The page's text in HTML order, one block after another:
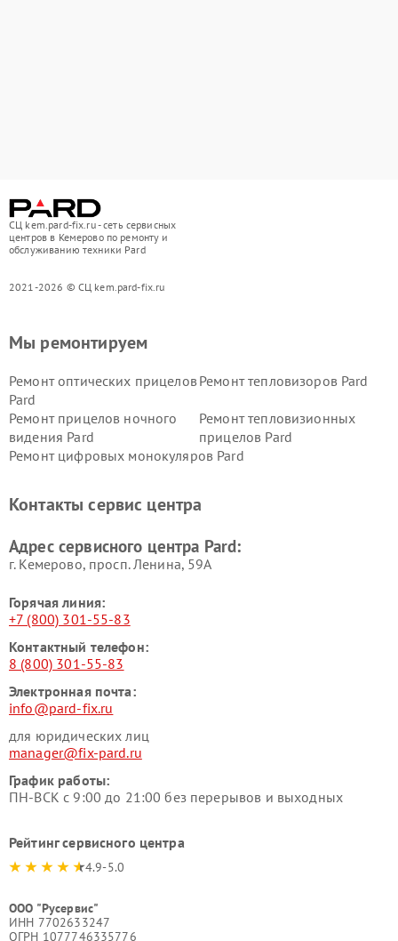
СЦ kem.pard-fix.ru - сеть сервисных
центров в Кемерово по ремонту и
обслуживанию техники Pard
2021-2026 © СЦ kem.pard-fix.ru
Мы ремонтируем
Ремонт оптических прицелов
Pard
Ремонт тепловизоров Pard
Ремонт прицелов ночного
видения Pard
Ремонт тепловизионных
прицелов Pard
Ремонт цифровых монокуляров Pard
Контакты сервис центра
Адрес сервисного центра Pard:
г. Кемерово, просп. Ленина, 59А
Горячая линия:
+7 (800) 301-55-83
Контактный телефон:
8 (800) 301-55-83
Электронная почта:
info@pard-fix.ru
для юридических лиц
manager@fix-pard.ru
График работы:
ПН-ВСК с 9:00 до 21:00 без перерывов и выходных
Рейтинг сервисного центра
4.9-5.0
ООО "Русервис"
ИНН 7702633247
ОГРН 1077746335776